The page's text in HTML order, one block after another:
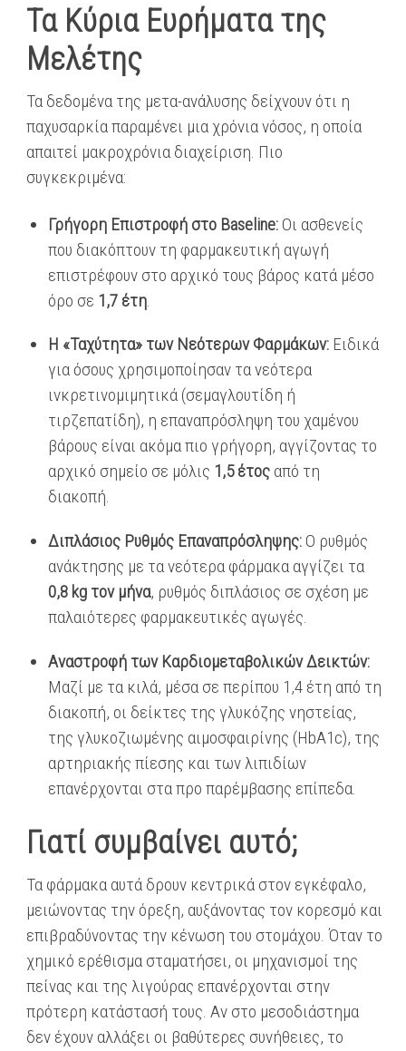
Τα Κύρια Ευρήματα της
Μελέτης
Τα δεδομένα της μετα-ανάλυσης δείχνουν ότι η
παχυσαρκία παραμένει μια χρόνια νόσος, η οποία
απαιτεί μακροχρόνια διαχείριση. Πιο
συγκεκριμένα:
Γρήγορη Επιστροφή στο Baseline: Οι ασθενείς
που διακόπτουν τη φαρμακευτική αγωγή
επιστρέφουν στο αρχικό τους βάρος κατά μέσο
όρο σε 1,7 έτη.
Η «Ταχύτητα» των Νεότερων Φαρμάκων: Ειδικά
για όσους χρησιμοποίησαν τα νεότερα
ινκρετινομιμητικά (σεμαγλουτίδη ή
τιρζεπατίδη), η επαναπρόσληψη του χαμένου
βάρους είναι ακόμα πιο γρήγορη, αγγίζοντας το
αρχικό σημείο σε μόλις 1,5 έτος από τη
διακοπή.
Διπλάσιος Ρυθμός Επαναπρόσληψης: Ο ρυθμός
ανάκτησης με τα νεότερα φάρμακα αγγίζει τα
0,8 kg τον μήνα, ρυθμός διπλάσιος σε σχέση με
παλαιότερες φαρμακευτικές αγωγές.
Αναστροφή των Καρδιομεταβολικών Δεικτών:
Μαζί με τα κιλά, μέσα σε περίπου 1,4 έτη από τη
διακοπή, οι δείκτες της γλυκόζης νηστείας,
της γλυκοζιωμένης αιμοσφαιρίνης (HbA1c), της
αρτηριακής πίεσης και των λιπιδίων
επανέρχονται στα προ παρέμβασης επίπεδα.
Γιατί συμβαίνει αυτό;
Τα φάρμακα αυτά δρουν κεντρικά στον εγκέφαλο,
μειώνοντας την όρεξη, αυξάνοντας τον κορεσμό και
επιβραδύνοντας την κένωση του στομάχου. Όταν το
χημικό ερέθισμα σταματήσει, οι μηχανισμοί της
πείνας και της λιγούρας επανέρχονται στην
πρότερη κατάστασή τους. Αν στο μεσοδιάστημα
δεν έχουν αλλάξει οι βαθύτερες συνήθειες, το